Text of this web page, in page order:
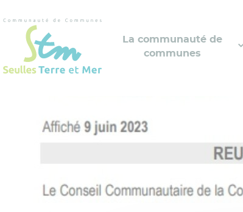
La communauté de
communes